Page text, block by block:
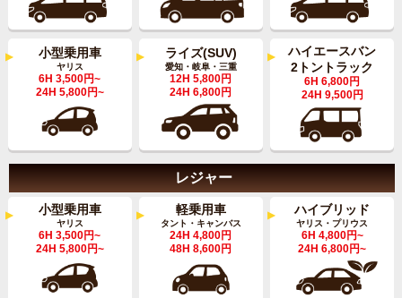
小型乗用車
ヤリス
6H 3,500円~
24H 5,800円~
ライズ(SUV)
愛知・岐阜・三重
12H 5,800円
24H 6,800円
ハイエースバン
2トントラック
6H 6,800円
24H 9,500円
レジャー
小型乗用車
ヤリス
6H 3,500円~
24H 5,800円~
軽乗用車
タント・キャンバス
24H 4,800円
48H 8,600円
ハイブリッド
ヤリス・プリウス
6H 4,800円~
24H 6,800円~